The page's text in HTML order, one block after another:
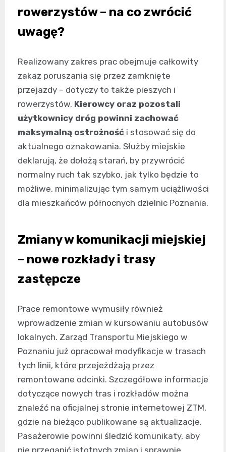
rowerzystów – na co zwrócić
uwagę?
Realizowany zakres prac obejmuje całkowity
zakaz poruszania się przez zamknięte
przejazdy – dotyczy to także pieszych i
rowerzystów. Kierowcy oraz pozostali
użytkownicy dróg powinni zachować
maksymalną ostrożność i stosować się do
aktualnego oznakowania. Służby miejskie
deklarują, że dołożą starań, by przywrócić
normalny ruch tak szybko, jak tylko będzie to
możliwe, minimalizując tym samym uciążliwości
dla mieszkańców północnych dzielnic Poznania.
Zmiany w komunikacji miejskiej
– nowe rozkłady i trasy
zastępcze
Prace remontowe wymusiły również
wprowadzenie zmian w kursowaniu autobusów
lokalnych. Zarząd Transportu Miejskiego w
Poznaniu już opracował modyfikacje w trasach
tych linii, które przejeżdżają przez
remontowane odcinki. Szczegółowe informacje
dotyczące nowych tras i rozkładów można
znaleźć na oficjalnej stronie internetowej ZTM,
gdzie na bieżąco publikowane są aktualizacje.
Pasażerowie powinni śledzić komunikaty, aby
nie przegapić istotnych zmian i sprawnie